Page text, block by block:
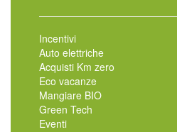
Incentivi
Auto elettriche
Acquisti Km zero
Eco vacanze
Mangiare BIO
Green Tech
Eventi